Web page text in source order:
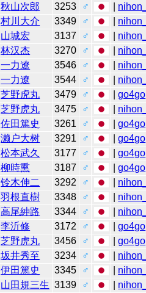
秋山次郎 3253 ♂
村川大介 3349 ♂
山城宏 3137 ♂
林汉杰 3270 ♂
一力遼 3546 ♂
一力遼 3544 ♂
芝野虎丸 3479 ♂ |go4go
芝野虎丸 3475 ♂
佐田篤史 3261 ♂ |go4go
濑户大树 3291 ♂ |go4go
松本武久 3177 ♂ |go4go
柳時熏 3187 ♂ |go4go
铃木伸二 3292 ♂
羽根直樹 3348 ♂
高尾紳路 3344 ♂
李沂修 3172 ♂ |go4go
芝野虎丸 3456 ♂ |go4go
坂井秀至 3234 ♂
伊田篤史 3345 ♂
山田規三生 3139 ♂